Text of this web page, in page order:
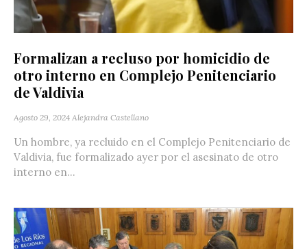
Formalizan a recluso por homicidio de
otro interno en Complejo Penitenciario
de Valdivia
Agosto 29, 2024 Alejandra Castellano
Un hombre, ya recluido en el Complejo Penitenciario de
Valdivia, fue formalizado ayer por el asesinato de otro
interno en...